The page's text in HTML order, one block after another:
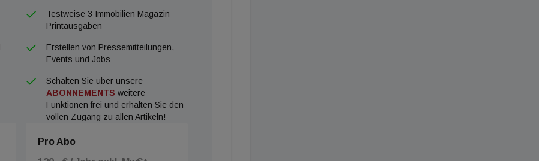
Testweise 3 Immobilien Magazin
Printausgaben
Erstellen von Pressemitteilungen,
Events und Jobs
Schalten Sie über unsere
ABONNEMENTS weitere
Funktionen frei und erhalten Sie den
vollen Zugang zu allen Artikeln!
Pro Abo